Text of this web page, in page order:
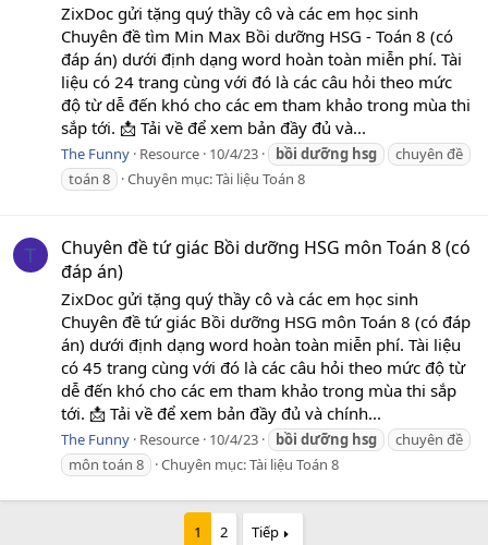
ZixDoc gửi tặng quý thầy cô và các em học sinh
Chuyên đề tìm Min Max Bồi dưỡng HSG - Toán 8 (có
đáp án) dưới định dạng word hoàn toàn miễn phí. Tài
liệu có 24 trang cùng với đó là các câu hỏi theo mức
độ từ dễ đến khó cho các em tham khảo trong mùa thi
sắp tới. 📩 Tải về để xem bản đầy đủ và...
The Funny Resource 10/4/23 bồi dưỡng hsg
chuyên đề
toán 8
Chuyên mục:Tài liệu Toán 8
T
Chuyên đề tứ giác Bồi dưỡng HSG môn Toán 8 (có
đáp án)
ZixDoc gửi tặng quý thầy cô và các em học sinh
Chuyên đề tứ giác Bồi dưỡng HSG môn Toán 8 (có đáp
án) dưới định dạng word hoàn toàn miễn phí. Tài liệu
có 45 trang cùng với đó là các câu hỏi theo mức độ từ
dễ đến khó cho các em tham khảo trong mùa thi sắp
tới. 📩 Tải về để xem bản đầy đủ và chính...
The Funny Resource 10/4/23 bồi dưỡng hsg
chuyên đề
môn toán 8
Chuyên mục:Tài liệu Toán 8
1 2 Tiếp